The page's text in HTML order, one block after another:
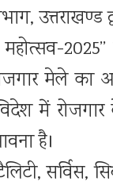
उत्तराखण्ड
मेले का
में
है।
सर्विस,